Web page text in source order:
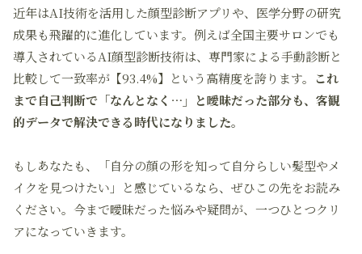
近年はAI技術を活用した顔型診断アプリや、医学分野の研究
成果も飛躍的に進化しています。例えば全国主要サロンでも
導入されているAI顔型診断技術は、専門家による手動診断と
比較して一致率が【93.4%】という高精度を誇ります。 これ
まで自己判断で「なんとなく…」と曖昧だった部分も、客観
的データで解決できる時代になりました。
もしあなたも、「自分の顔の形を知って自分らしい髪型やメ
イクを見つけたい」と感じているなら、ぜひこの先をお読み
ください。今まで曖昧だった悩みや疑問が、一つひとつクリ
アになっていきます。